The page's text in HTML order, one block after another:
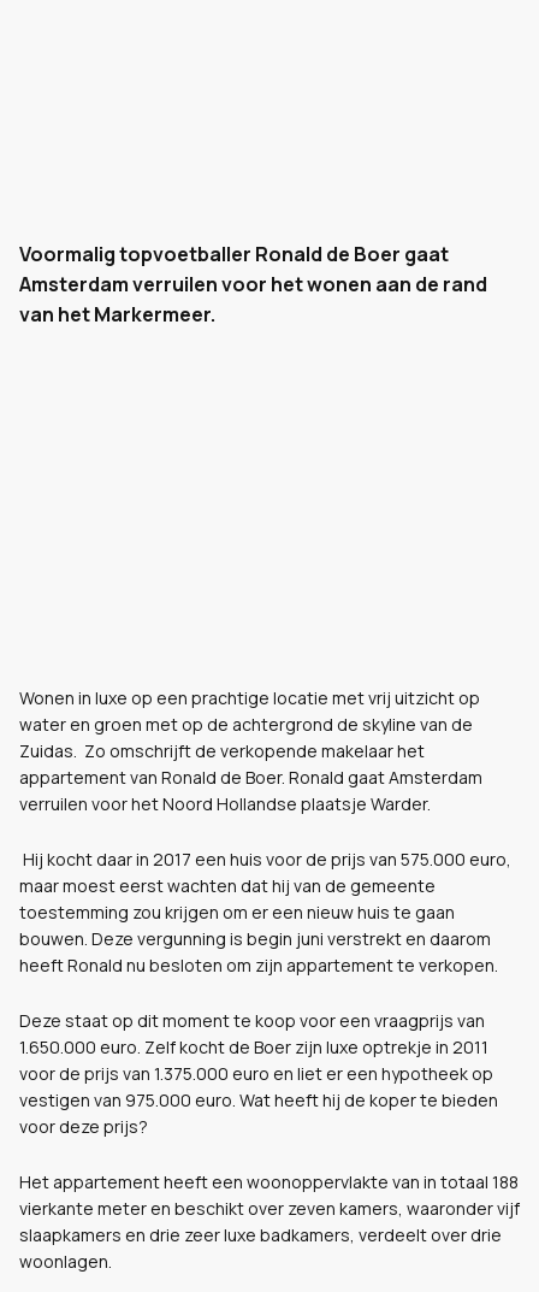
Voormalig topvoetballer Ronald de Boer gaat
Amsterdam verruilen voor het wonen aan de rand
van het Markermeer.
Wonen in luxe op een prachtige locatie met vrij uitzicht op
water en groen met op de achtergrond de skyline van de
Zuidas. Zo omschrijft de verkopende makelaar het
appartement van Ronald de Boer. Ronald gaat Amsterdam
verruilen voor het Noord Hollandse plaatsje Warder.
Hij kocht daar in 2017 een huis voor de prijs van 575.000 euro,
maar moest eerst wachten dat hij van de gemeente
toestemming zou krijgen om er een nieuw huis te gaan
bouwen. Deze vergunning is begin juni verstrekt en daarom
heeft Ronald nu besloten om zijn appartement te verkopen.
Deze staat op dit moment te koop voor een vraagprijs van
1.650.000 euro. Zelf kocht de Boer zijn luxe optrekje in 2011
voor de prijs van 1.375.000 euro en liet er een hypotheek op
vestigen van 975.000 euro. Wat heeft hij de koper te bieden
voor deze prijs?
Het appartement heeft een woonoppervlakte van in totaal 188
vierkante meter en beschikt over zeven kamers, waaronder vijf
slaapkamers en drie zeer luxe badkamers, verdeelt over drie
woonlagen.